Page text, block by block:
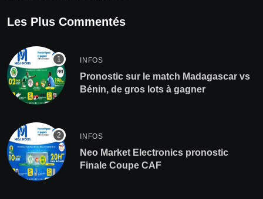
Les Plus Commentés
INFOS
Pronostic sur le match Madagascar vs
Bénin, de gros lots à gagner
INFOS
Neo Market Electronics pronostic
Finale Coupe CAF